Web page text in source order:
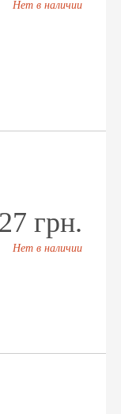
Нет в наличии
грн.
Нет в наличии